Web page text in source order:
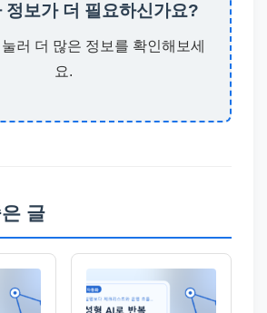
정보가 더 필요하신가요?
러 더 많은 정보를 확인해보세
요.
글